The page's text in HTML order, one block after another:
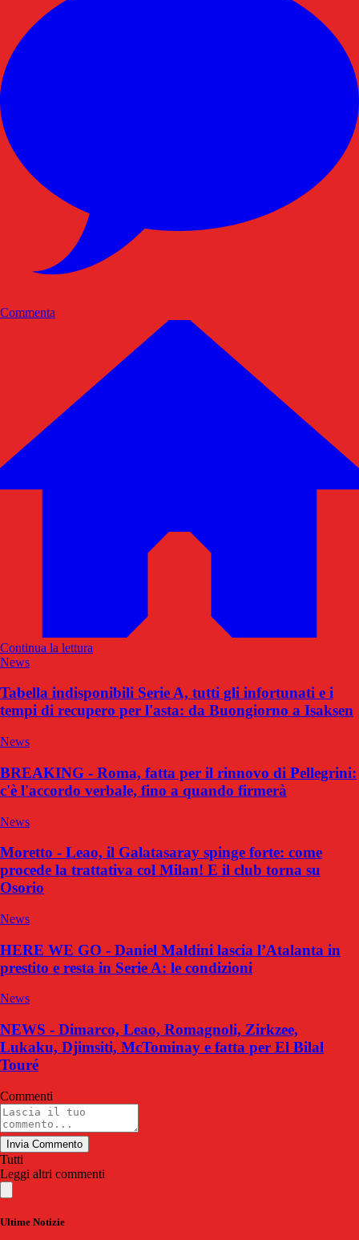
Commenta
Continua la lettura
News
Tabella indisponibili Serie A, tutti gli infortunati e i
tempi di recupero per l'asta: da Buongiorno a Isaksen
News
BREAKING - Roma, fatta per il rinnovo di Pellegrini:
c'è l'accordo verbale, fino a quando firmerà
News
Moretto - Leao, il Galatasaray spinge forte: come
procede la trattativa col Milan! E il club torna su
Osorio
News
HERE WE GO - Daniel Maldini lascia l’Atalanta in
prestito e resta in Serie A: le condizioni
News
NEWS - Dimarco, Leao, Romagnoli, Zirkzee,
Lukaku, Djimsiti, McTominay e fatta per El Bilal
Touré
Commenti
Invia Commento
Tutti
Leggi altri commenti
Ultime Notizie